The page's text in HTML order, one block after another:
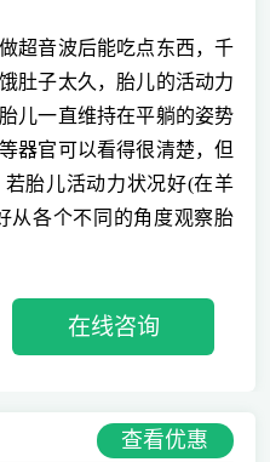
音波后能吃点东西，千
肚子太久，胎儿的活动力
儿一直维持在平躺的姿势
器官可以看得很清楚，但
胎儿活动力状况好(在羊
从各个不同的角度观察胎
在线咨询
查看优惠